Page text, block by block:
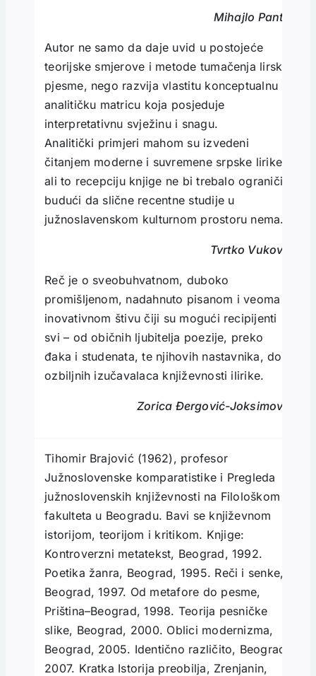
Mihajlo Pantić
Autor ne samo da daje uvid u postojeće
teorijske smjerove i metode tumačenja lirske
pjesme, nego razvija vlastitu konceptualnu i
analitičku matricu koja posjeduje
interpretativnu svježinu i snagu.
Analitički primjeri mahom su izvedeni
čitanjem moderne i suvremene srpske lirike,
ali to recepciju knjige ne bi trebalo ograničiti
budući da slične recentne studije u
južnoslavenskom kulturnom prostoru nema.
Tvrtko Vuković
Reč je o sveobuhvatnom, duboko
promišljenom, nadahnuto pisanom i veoma
inovativnom štivu čiji su mogući recipijenti
svi – od običnih ljubitelja poezije, preko
đaka i studenata, te njihovih nastavnika, do
ozbiljnih izučavalaca književnosti ilirike.
Zorica Đergović-Joksimović
Tihomir Brajović (1962), profesor
Južnoslovenske komparatistike i Pregleda
južnoslovenskih književnosti na Filološkom
fakulteta u Beogradu. Bavi se književnom
istorijom, teorijom i kritikom. Knjige:
Kontroverzni metatekst, Beograd, 1992.
Poetika žanra, Beograd, 1995. Reči i senke,
Beograd, 1997. Od metafore do pesme,
Priština–Beograd, 1998. Teorija pesničke
slike, Beograd, 2000. Oblici modernizma,
Beograd, 2005. Identično različito, Beograd,
2007. Kratka Istorija preobilja, Zrenjanin,